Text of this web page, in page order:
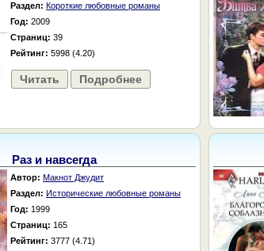
Раздел: Короткие любовные романы
Год: 2009
Страниц: 39
Рейтинг: 5998 (4.20)
Читать Подробнее
Раз и навсегда
Автор: Макнот Джудит
Раздел: Исторические любовные романы
Год: 1999
Страниц: 165
Рейтинг: 3777 (4.71)